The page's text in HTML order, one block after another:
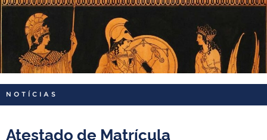
CONCURSOS
EDITAIS
INTERNACIONAL
OUVIDORIA
PORTARIAS
TELEFONES
NOTÍCIAS
Atestado de Matrícula